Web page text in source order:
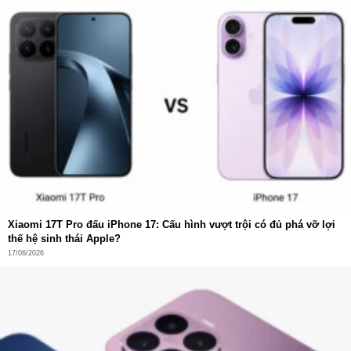
rộng khi làm sạch sát tường, bao phủ toàn diện.
Cảm biến 3D Edge Sensor
nhận diện mép và góc, di
chuyển sát nhưng không va chạm.
Chổi cạnh vững chắc
, tiếp cận những vị trí hẹp và
sâu, không bỏ sót một hạt bụi.
Xiaomi 17T Pro đấu iPhone 17: Cấu hình vượt trội có đủ phá vỡ lợi
thế hệ sinh thái Apple?
17/06/2026